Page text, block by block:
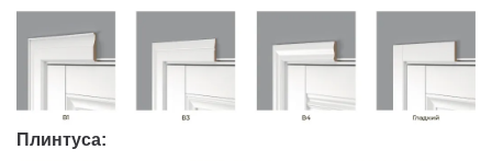
Плинтуса: